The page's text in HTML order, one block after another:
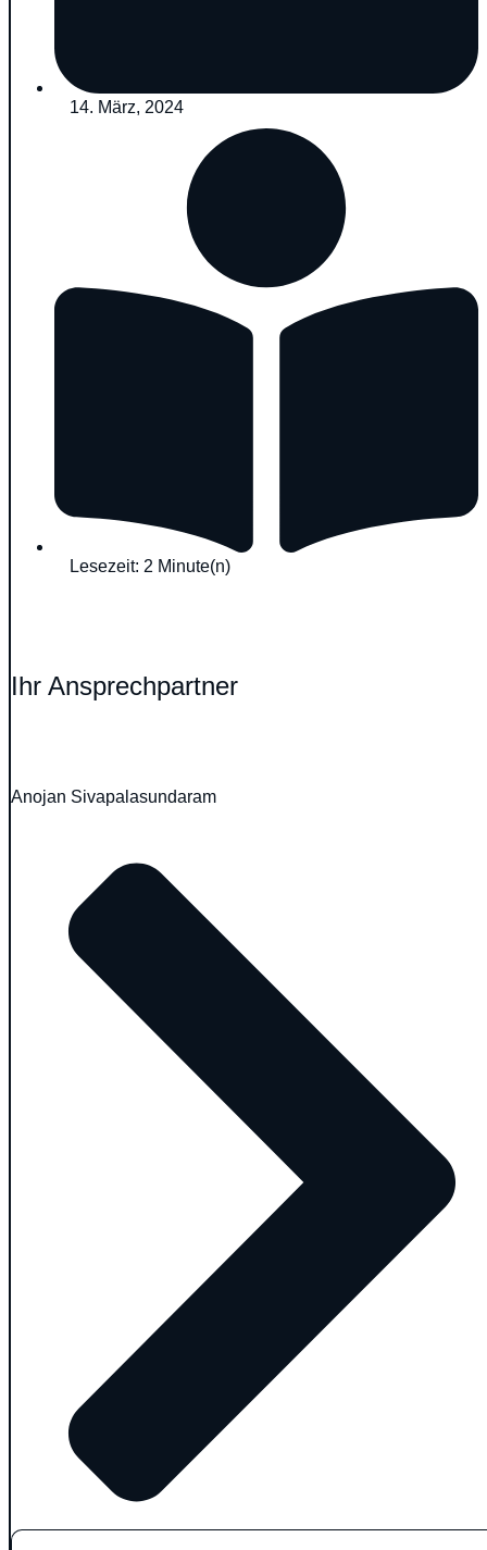
14. März, 2024
Lesezeit: 2 Minute(n)
Ihr Ansprechpartner
Anojan Sivapalasundaram